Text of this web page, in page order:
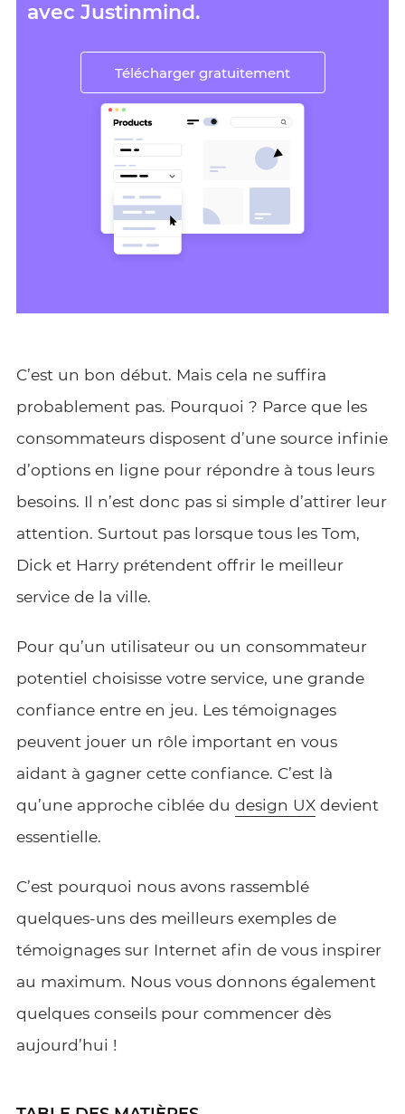
avec Justinmind.
Télécharger gratuitement
C’est un bon début. Mais cela ne suffira
probablement pas. Pourquoi ? Parce que les
consommateurs disposent d’une source infinie
d’options en ligne pour répondre à tous leurs
besoins. Il n’est donc pas si simple d’attirer leur
attention. Surtout pas lorsque tous les Tom,
Dick et Harry prétendent offrir le meilleur
service de la ville.
Pour qu’un utilisateur ou un consommateur
potentiel choisisse votre service, une grande
confiance entre en jeu. Les témoignages
peuvent jouer un rôle important en vous
aidant à gagner cette confiance. C’est là
qu’une approche ciblée du design UXdevient
essentielle.
C’est pourquoi nous avons rassemblé
quelques-uns des meilleurs exemples de
témoignages sur Internet afin de vous inspirer
au maximum. Nous vous donnons également
quelques conseils pour commencer dès
aujourd’hui !